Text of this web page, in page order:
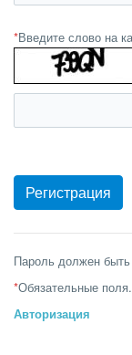
*Введите слово на
Пароль должен
*Обязательные поля.
Авторизация